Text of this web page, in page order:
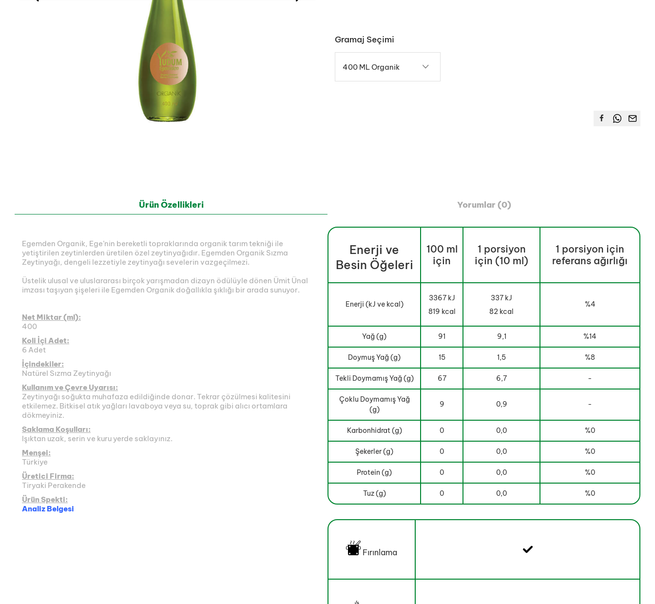
Gramaj Seçimi
400 ML Organik
Ürün Özellikleri Yorumlar (0)
Egemden Organik, Ege’nin bereketli topraklarında organik tarım tekniği ile
yetiştirilen zeytinlerden üretilen özel zeytinyağıdır. Egemden Organik Sızma
Zeytinyağı, dengeli lezzetiyle zeytinyağı sevelerin vazgeçilmezi.
Üstelik ulusal ve uluslararası birçok yarışmadan dizayn ödülüyle dönen Ümit Ünal
imzası taşıyan şişeleri ile Egemden Organik doğallıkla şıklığı bir arada sunuyor.
Net Miktar (ml):
400
Koli İçi Adet:
6 Adet
İçindekiler:
Natürel Sızma Zeytinyağı
Kullanım ve Çevre Uyarısı:
Zeytinyağı soğukta muhafaza edildiğinde donar. Tekrar çözülmesi kalitesini
etkilemez. Bitkisel atık yağları lavaboya veya su, toprak gibi alıcı ortamlara
dökmeyiniz.
Saklama Koşulları:
Işıktan uzak, serin ve kuru yerde saklayınız.
Menşei:
Türkiye
Üretici Firma:
Tiryaki Perakende
Ürün Spekti:
Analiz Belgesi
Enerji ve
Besin Öğeleri
100 ml
için
1 porsiyon
için (10 ml)
1 porsiyon için
referans ağırlığı
Enerji (kJ ve kcal)
3367 kJ
819 kcal
337 kJ
82 kcal
%4
Yağ (g) 91 9,1 %14
Doymuş Yağ (g) 15 1,5 %8
Tekli Doymamış Yağ (g) 67 6,7 -
Çoklu Doymamış Yağ
(g)
9 0,9 -
Karbonhidrat (g) 0 0,0 %0
Şekerler (g) 0 0,0 %0
Protein (g) 0 0,0 %0
Tuz (g) 0 0,0 %0
Fırınlama